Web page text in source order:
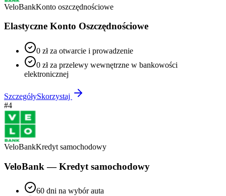
VeloBankKonto oszczędnościowe
Elastyczne Konto Oszczędnościowe
0 zł za otwarcie i prowadzenie
0 zł za przelewy wewnętrzne w bankowości
elektronicznej
SzczegółySkorzystaj
#4
VeloBankKredyt samochodowy
VeloBank — Kredyt samochodowy
60 dni na wybór auta